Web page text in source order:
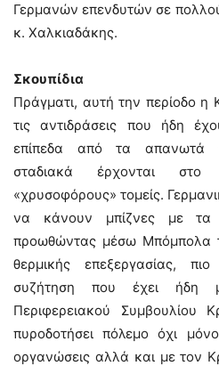
Γερμανών επενδυτών σε
κ. Χαλκιαδάκης.
Σκουπίδια
Πράγματι, αυτή την περίοδο η
τις αντιδράσεις που ήδη
επίπεδα από τα απανωτά
σταδιακά έρχονται
«χρυσοφόρους» τομείς.
να κάνουν μπίζνες με τα
προωθώντας μέσω Μπόμπολα
θερμικής επεξεργασίας,
συζήτηση που έχει ήδη
Περιφερειακού Συμβουλίου
πυροδοτήσει πόλεμο όχι
οργανώσεις αλλά και με τον